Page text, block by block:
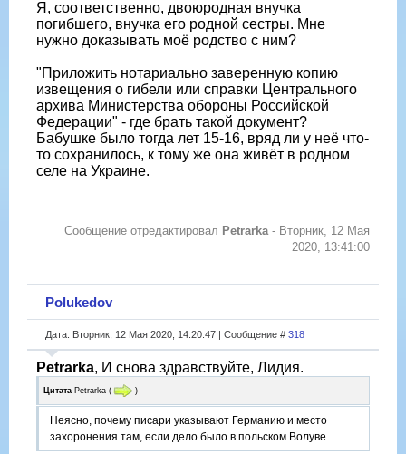
Я, соответственно, двоюродная внучка
погибшего, внучка его родной сестры. Мне
нужно доказывать моё родство с ним?
"Приложить нотариально заверенную копию
извещения о гибели или справки Центрального
архива Министерства обороны Российской
Федерации" - где брать такой документ?
Бабушке было тогда лет 15-16, вряд ли у неё что-
то сохранилось, к тому же она живёт в родном
селе на Украине.
Сообщение отредактировал Petrarka- Вторник, 12 Мая
2020, 13:41:00
Polukedov
Дата: Вторник, 12 Мая 2020, 14:20:47 | Сообщение # 318
Petrarka, И снова здравствуйте, Лидия.
Цитата Petrarka ( )
Неясно, почему писари указывают Германию и место
захоронения там, если дело было в польском Волуве.